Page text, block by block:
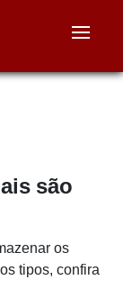
são
os
tipos, confira